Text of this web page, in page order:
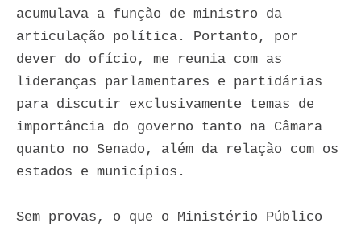
acumulava a função de ministro da
articulação política. Portanto, por
dever do ofício, me reunia com as
lideranças parlamentares e partidárias
para discutir exclusivamente temas de
importância do governo tanto na Câmara
quanto no Senado, além da relação com os
estados e municípios.
Sem provas, o que o Ministério Público